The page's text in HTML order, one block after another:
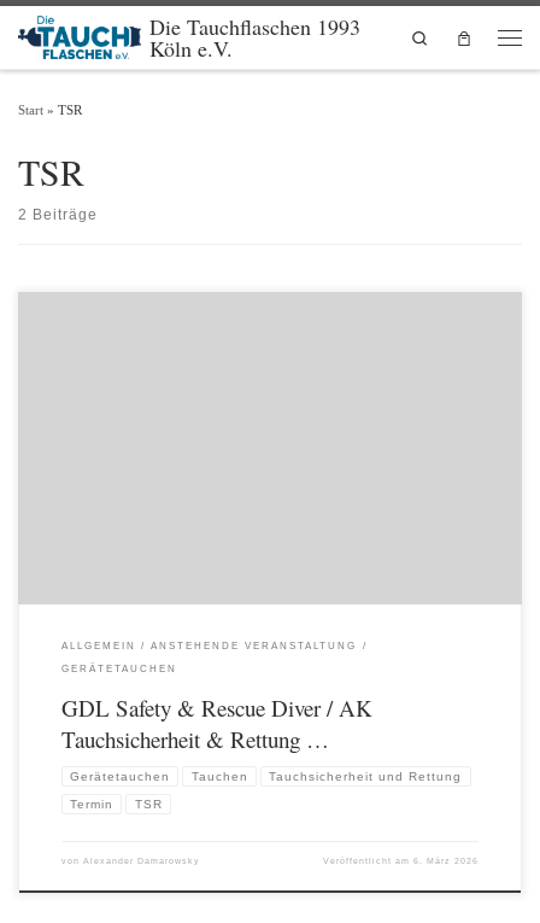
Zum Inhalt springenDie Tauchflaschen 1993
Köln e.V.
Search
Start » TSR
TSR
2 Beiträge
ALLGEMEIN
ANSTEHENDE VERANSTALTUNG
GERÄTETAUCHEN
GDL Safety & Rescue Diver / AK
Tauchsicherheit & Rettung …
Gerätetauchen Tauchen Tauchsicherheit und Rettung
Termin TSR
von Alexander Damarowsky Veröffentlicht am6. März 2026